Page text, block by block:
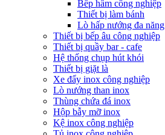
Bếp hầm công nghiệp
Thiết bị làm bánh
Lò hấp nướng đa năng
Thiết bị bếp âu công nghiệp
Thiết bị quầy bar - cafe
Hệ thống chụp hút khói
Thiết bị giặt là
Xe đẩy inox công nghiệp
Lò nướng than inox
Thùng chứa đá inox
Hộp bẫy mỡ inox
Kệ inox công nghiệp